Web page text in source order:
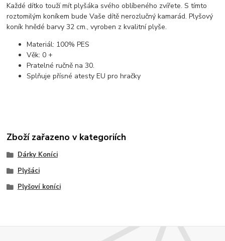
Každé dítko touží mít plyšáka svého oblíbeného zvířete. S tímto
roztomilým koníkem bude Vaše dítě nerozlučný kamarád. Plyšový
koník hnědé barvy 32 cm., vyroben z kvalitní plyše.
Materiál: 100% PES
Věk: 0 +
Pratelné ručně na 30.
Splňuje přísné atesty EU pro hračky
Zboží zařazeno v kategoriích
Dárky Koníci
Plyšáci
Plyšoví koníci